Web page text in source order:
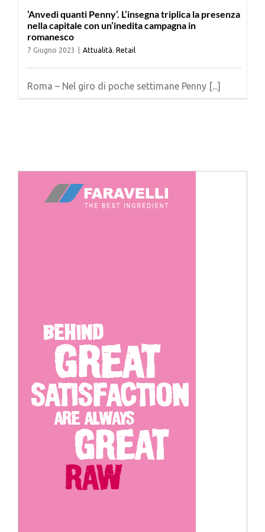
‘Anvedi quanti Penny’. L’insegna triplica la presenza
nella capitale con un’inedita campagna in
romanesco
7 Giugno 2023 Attualità Retail
Roma – Nel giro di poche settimane Penny [...]